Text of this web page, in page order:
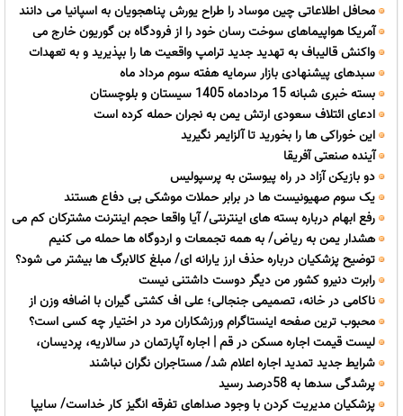
محافل اطلاعاتی چین موساد را طراح یورش پناهجویان به اسپانیا می دانند
آمریکا هواپیماهای سوخت رسان خود را از فرودگاه بن گوریون خارج می
کند
واکنش قالیباف به تهدید جدید ترامپ واقعیت ها را بپذیرید و به تعهدات
خود عمل کنید
سبدهای پیشنهادی بازار سرمایه هفته سوم مرداد ماه
بسته خبری شبانه 15 مردادماه 1405 سیستان و بلوچستان
ادعای ائتلاف سعودی ارتش یمن به نجران حمله کرده است
این خوراکی ها را بخورید تا آلزایمر نگیرید
آینده صنعتی آفریقا
دو بازیکن آزاد در راه پیوستن به پرسپولیس
یک سوم صهیونیست ها در برابر حملات موشکی بی دفاع هستند
رفع ابهام درباره بسته های اینترنتی/ آیا واقعا حجم اینترنت مشترکان کم می
شود؟
هشدار یمن به ریاض/ به همه تجمعات و اردوگاه ها حمله می کنیم
توضیح پزشکیان درباره حذف ارز یارانه ای/ مبلغ کالابرگ ها بیشتر می شود؟
+فیلم
رابرت دنیرو کشور من دیگر دوست داشتنی نیست
ناکامی در خانه، تصمیمی جنجالی؛ علی اف کشتی گیران با اضافه وزن از
تیم ملی اخراج می شوند!
محبوب ترین صفحه اینستاگرام ورزشکاران مرد در اختیار چه کسی است؟
لیست قیمت اجاره مسکن در قم | اجاره آپارتمان در سالاریه، پردیسان،
زنبیل آباد و...چقدر هزینه دارد؟ + جدول مردادماه 1405
شرایط جدید تمدید اجاره اعلام شد/ مستاجران نگران نباشند
پرشدگی سدها به 58درصد رسید
پزشکیان مدیریت کردن با وجود صداهای تفرقه انگیز کار خداست/ سایپا